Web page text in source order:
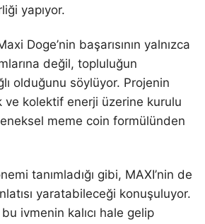
yapıyor.
Doge’nin başarısının yalnızca
değil, topluluğun
olduğunu söylüyor. Projenin
ve kolektif enerji üzerine kurulu
meme coin formülünden
tanımladığı gibi, MAXI’nin de
yaratabileceği konuşuluyor.
ivmenin kalıcı hale gelip